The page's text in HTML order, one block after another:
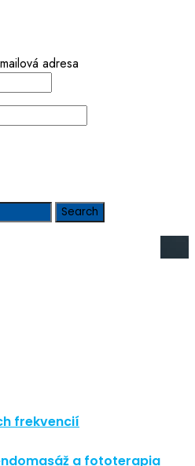
adresa
frekvencií
a fototerapia